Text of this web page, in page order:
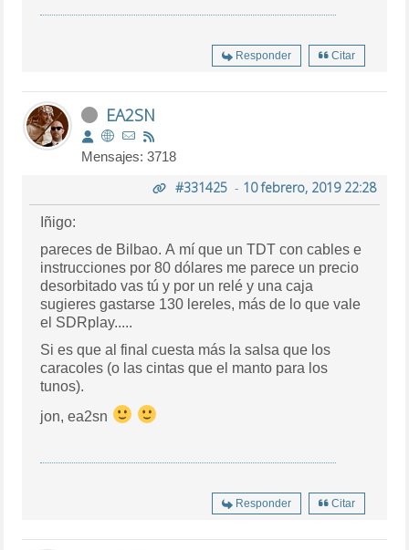
Responder Citar
EA2SN
Mensajes: 3718
#331425- 10 febrero, 2019 22:28
Iñigo:
pareces de Bilbao. A mí que un TDT con cables e
instrucciones por 80 dólares me parece un precio
desorbitado vas tú y por un relé y una caja
sugieres gastarse 130 lereles, más de lo que vale
el SDRplay.....
Si es que al final cuesta más la salsa que los
caracoles (o las cintas que el manto para los
tunos).
jon, ea2sn
Responder Citar